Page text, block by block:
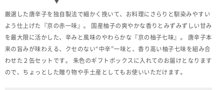
厳選した唐辛子を独自製法で細かく挽いて、お料理にさらりと馴染みやすい
よう仕上げた『京の赤一味』。 国産柚子の爽やかな香りとみずみずしい甘み
を最大限に活かした、辛みと風味のやわらかな『京の柚子七味』。 唐辛子本
来の旨みが味わえる、クセのない“中辛”一味と、香り高い柚子七味を組み合
わせた２缶セットです。 朱色のギフトボックスに入れてのお届けとなります
ので、ちょっとした贈り物や手土産としてもお使いいただけます。